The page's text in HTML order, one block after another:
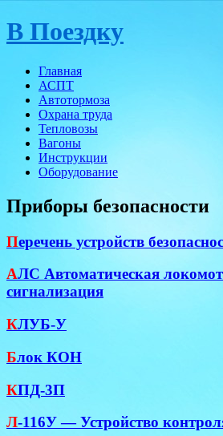
Skip
to
В Поездку
Главная
АСПТ
Автотормоза
Охрана труда
Тепловозы
Вагоны
Инструкции
Оборудование
Приборы безопасности
Перечень устройств
АЛС Автоматическая
сигнализация
КЛУБ-У
Блок КОН
КПД-3П
Л-116У — Устройство